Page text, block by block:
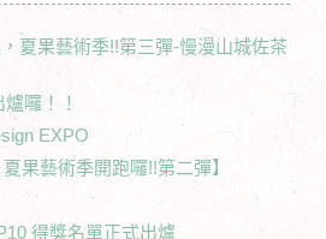
夏果藝術季!!第三彈-慢漫山城佐茶
囉！！
EXPO
果藝術季開跑囉!!第二彈】
得獎名單正式出爐